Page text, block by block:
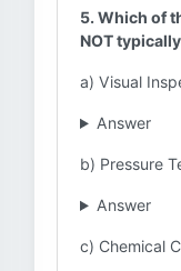
5. Which of
NOT
a) Visual
Answer
b) Pressure
Answer
c) Chemical